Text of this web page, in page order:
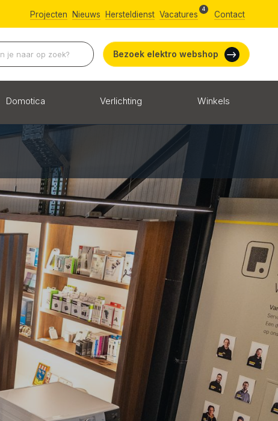
Projecten Nieuws Hersteldienst Vacatures
4
Contact
Bezoek elektro webshop
Domotica Verlichting Winkels